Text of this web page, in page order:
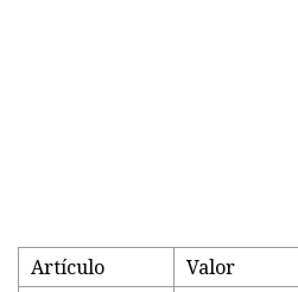
Artículo
Valor